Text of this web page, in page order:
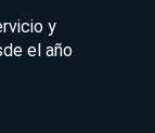
y
el año